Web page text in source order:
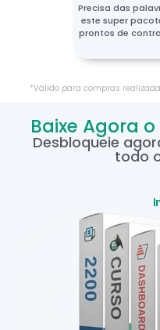
Precisa das
este super
prontos de
*Válido para compras
Baixe Agora
Desbloqueie
todo